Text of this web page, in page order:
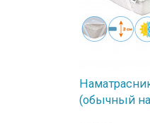
(обычный